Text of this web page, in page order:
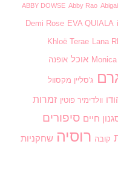
ABBY DOWSE Abby Rao
Demi Rose EVA QUIALA
Khloë Terae Lana
אוכל אופנה
ג'סליין מקסוול
וולדימיר פוטין זמרות
חיים סיפורים
קובה רוסיה שחקניות